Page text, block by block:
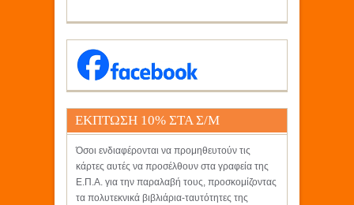
ΕΚΠΤΩΣΗ 10% ΣΤΑ Σ/Μ
ΚΡΗΤΙΚΟΣ
Όσοι ενδιαφέρονται να προμηθευτούν τις
κάρτες αυτές να προσέλθουν στα γραφεία της
Ε.Π.Α. για την παραλαβή τους, προσκομίζοντας
τα πολυτεκνικά βιβλιάρια-ταυτότητες της